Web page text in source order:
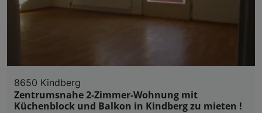
8650 Kindberg
Zentrumsnahe 2-Zimmer-Wohnung mit
Küchenblock und Balkon in Kindberg zu mieten !